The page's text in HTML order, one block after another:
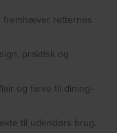
fremhæver retternes
praktisk og
og farve til dining-
til udendørs brug.